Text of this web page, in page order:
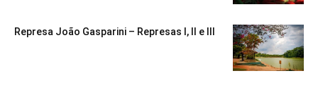
Represa João Gasparini – Represas I, II e III